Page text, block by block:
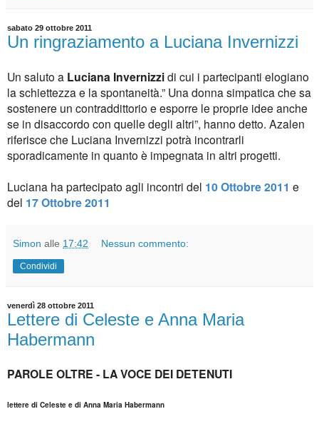
sabato 29 ottobre 2011
Un ringraziamento a Luciana Invernizzi
Un saluto a Luciana Invernizzidi cui i partecipanti elogiano
la schiettezza e la spontaneità.” Una donna simpatica che sa
sostenere un contraddittorio e esporre le proprie idee anche
se in disaccordo con quelle degli altri”, hanno detto. Azalen
riferisce che Luciana Invernizzi potrà incontrarli
sporadicamente in quanto è impegnata in altri progetti.
Luciana ha partecipato agli incontri del 10 Ottobre 2011 e
del 17 Ottobre 2011
Simon alle 17:42 Nessun commento:
Condividi
venerdì 28 ottobre 2011
Lettere di Celeste e Anna Maria
Habermann
PAROLE OLTRE - LA VOCE DEI DETENUTI
lettere di Celeste e di Anna Maria Habermann